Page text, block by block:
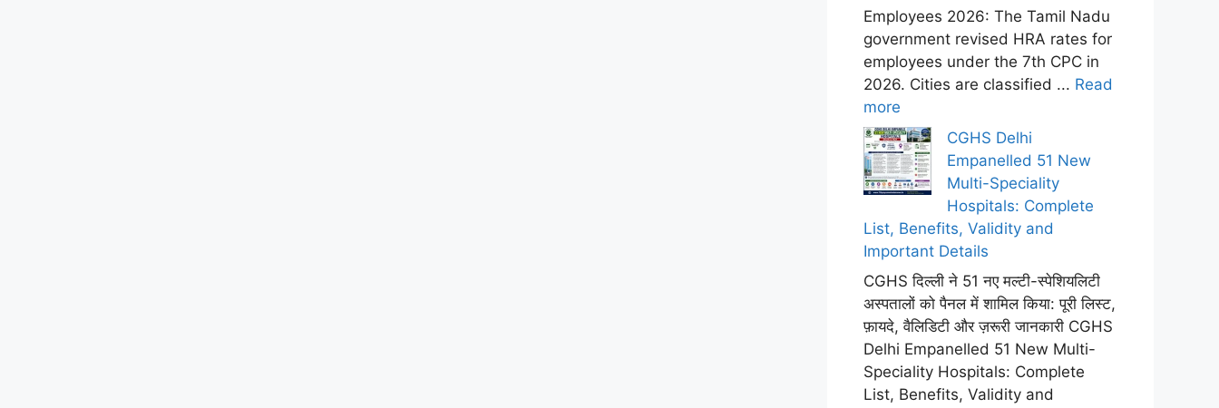
Employees 2026: The Tamil Nadu
government revised HRA rates for
employees under the 7th CPC in
2026. Cities are classified ... Read
more
CGHS Delhi
Empanelled 51 New
Multi-Speciality
Hospitals: Complete
List, Benefits, Validity and
Important Details
CGHS दिल्ली ने 51 नए मल्टी-स्पेशियलिटी
अस्पतालों को पैनल में शामिल किया: पूरी लिस्ट,
फ़ायदे, वैलिडिटी और ज़रूरी जानकारी CGHS
Delhi Empanelled 51 New Multi-
Speciality Hospitals: Complete
List, Benefits, Validity and